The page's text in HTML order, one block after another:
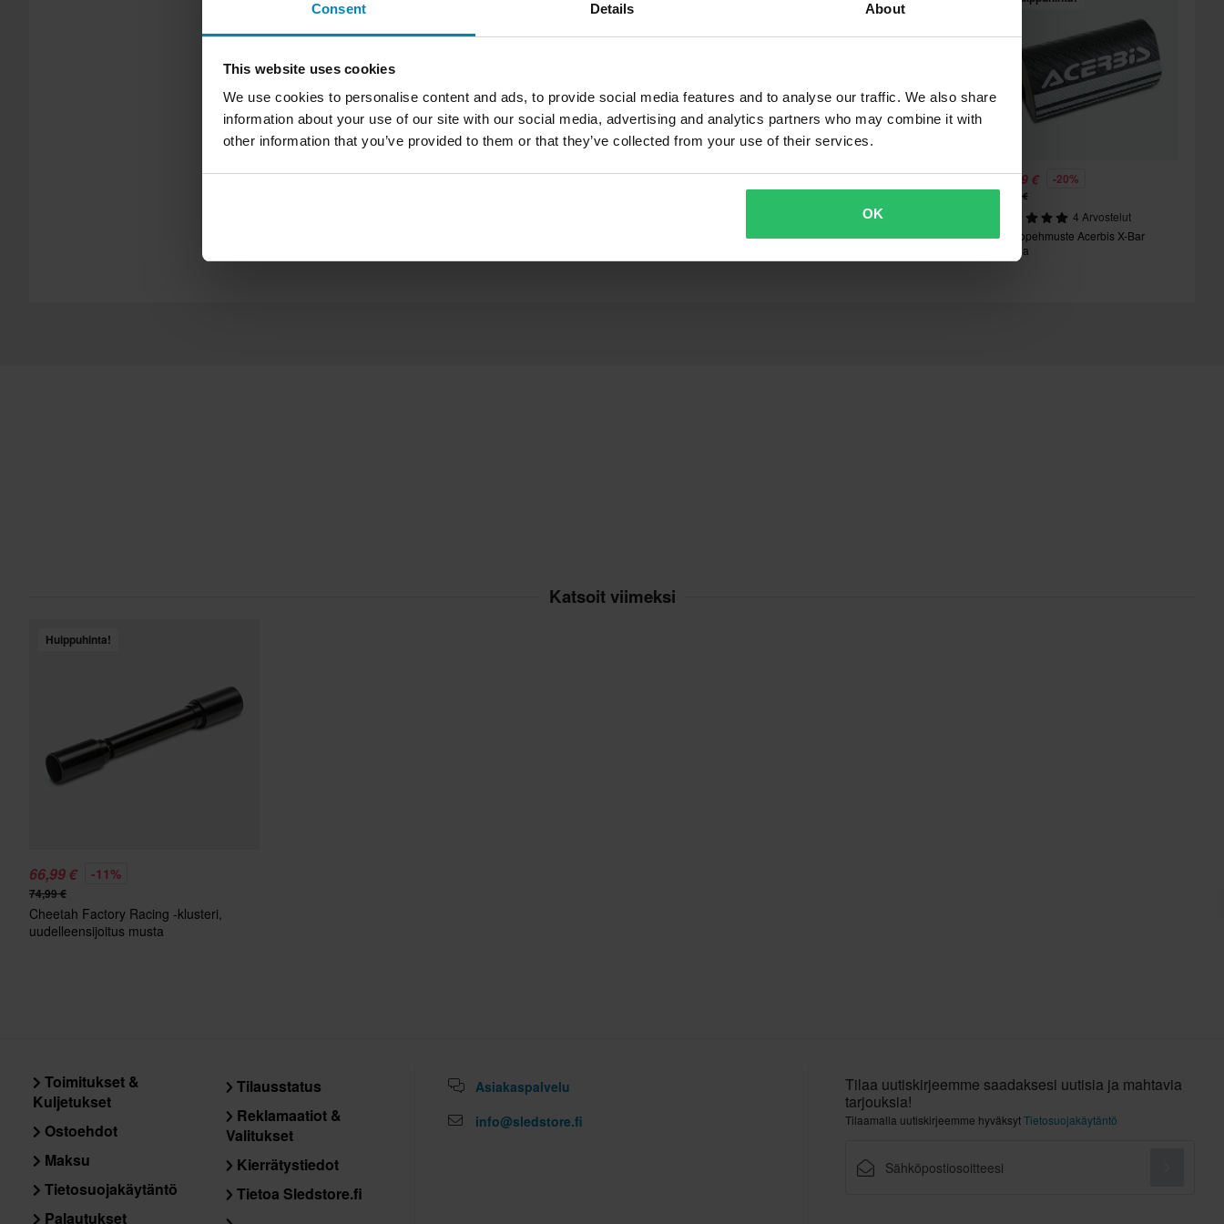
Consent Details About
This website uses cookies
We use cookies to personalise content and ads, to provide social media features and to analyse our traffic. We also share
information about your use of our site with our social media, advertising and analytics partners who may combine it with
other information that you’ve provided to them or that they’ve collected from your use of their services.
OK
Yli 150€ tilaukset ovat maksuttomia. *Tämä ei sisällä ylisuuria tuotteita
Sinulla on oikeus palauttaa tilauksesi 60 päivän sisällä. Palautuksesta peritään mahdolliset
kulut. *Palautusoikeus ei koske henkilökohtaisesti räätälöityjä tai tilauksesta valmistettuja
tuotteita. Katso lisätietoja ja ehdotasiakaspalveluosiosta .
29,99 € -40% 127,99 €
Suojakaari Munster Fingergas
23,99 € -20%
29,99 €
4 Arvostelut
Tankopehmuste Acerbis X-Bar
Hopea
Katsoit viimeksi
Huippuhinta!
66,99 € -11%
74,99 €
Cheetah Factory Racing -klusteri,
uudelleensijoitus musta
Toimitukset &
Kuljetukset
Ostoehdot
Maksu
Tietosuojakäytäntö
Palautukset
Tilausstatus
Reklamaatiot &
Valitukset
Kierrätystiedot
Tietoa Sledstore.fi
Asiakaspalvelu
info@sledstore.fi
Tilaa uutiskirjeemme saadaksesi uutisia ja mahtavia
tarjouksia!
Tilaamalla uutiskirjeemme hyväksytTietosuojakäytäntö